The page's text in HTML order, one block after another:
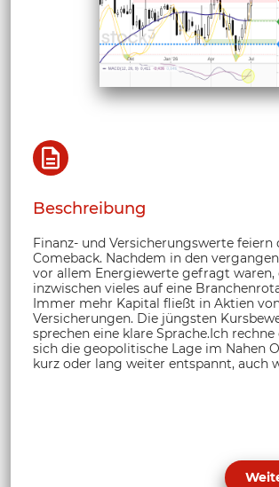
Beschreibung
Finanz- und Versicherungswerte feiern
Comeback. Nachdem in den
vor allem Energiewerte gefragt waren,
inzwischen vieles auf eine
Immer mehr Kapital fließt in Aktien
Versicherungen. Die jüngsten
sprechen eine klare Sprache.Ich
sich die geopolitische Lage im Nahen
kurz oder lang weiter entspannt, auch